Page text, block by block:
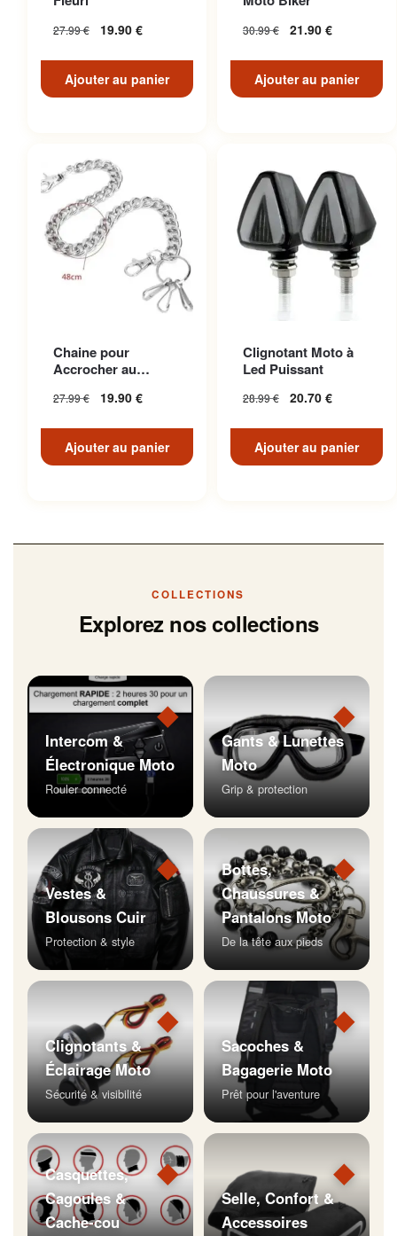
27.99€ 19.90 €
Ajouter au panier
30.99€ 21.90 €
Ajouter au panier
Chaine pour
Accrocher au
Inoxydable
27.99€ 19.90 €
Ajouter au panier
Clignotant Moto à
Led Puissant
28.99€ 20.70 €
Ajouter au panier
COLLECTIONS
Explorez nos collections
◆
Intercom &
Électronique Moto
Rouler connecté
◆
Gants & Lunettes
Moto
Grip & protection
◆
Vestes &
Blousons Cuir
Protection & style
◆
Bottes,
Chaussures &
Pantalons Moto
De la tête aux pieds
◆
Clignotants &
Éclairage Moto
Sécurité & visibilité
◆
Sacoches &
Bagagerie Moto
Prêt pour l'aventure
◆
Casquettes,
Cagoules &
Cache-cou
◆
Selle, Confort &
Accessoires